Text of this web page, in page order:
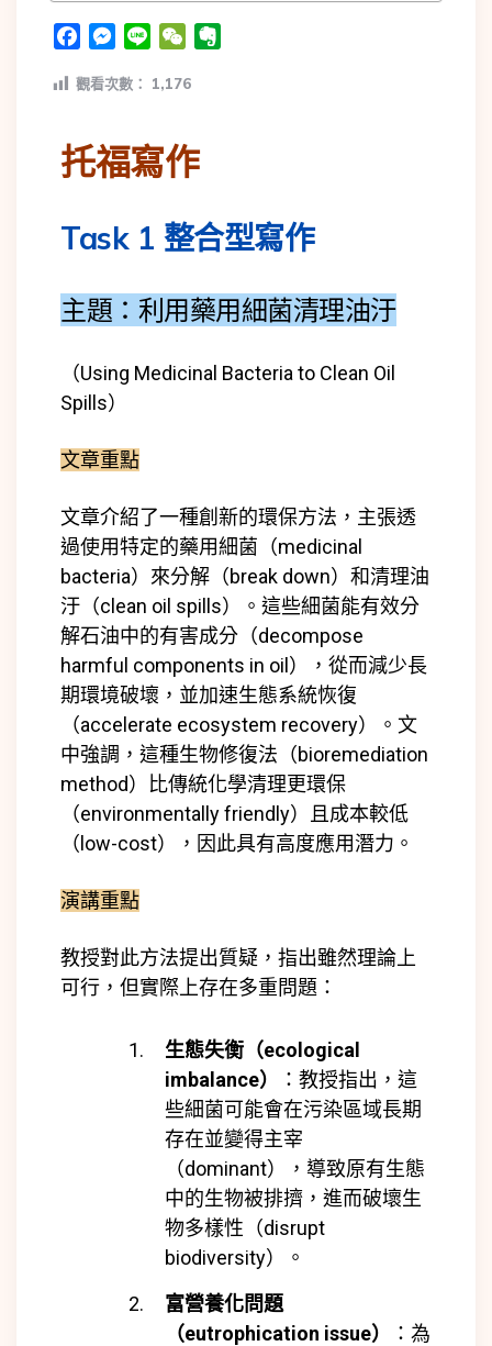
FacebookMessenger
Line WeChat
觀看次數： 1,176
托福寫作
Task 1 整合型寫作
主題：利用藥用細菌清理油汙
（Using Medicinal Bacteria to Clean Oil
Spills）
文章重點
文章介紹了一種創新的環保方法，主張透
過使用特定的藥用細菌（medicinal
bacteria）來分解（break down）和清理油
汙（clean oil spills）。這些細菌能有效分
解石油中的有害成分（decompose
harmful components in oil），從而減少長
期環境破壞，並加速生態系統恢復
（accelerate ecosystem recovery）。文
中強調，這種生物修復法（bioremediation
method）比傳統化學清理更環保
（environmentally friendly）且成本較低
（low-cost），因此具有高度應用潛力。
演講重點
教授對此方法提出質疑，指出雖然理論上
可行，但實際上存在多重問題：
生態失衡（ecological
imbalance）
：教授指出，這
些細菌可能會在污染區域長期
存在並變得主宰
（dominant），導致原有生態
中的生物被排擠，進而破壞生
物多樣性（disrupt
biodiversity）。
富營養化問題
（eutrophication issue）
：為